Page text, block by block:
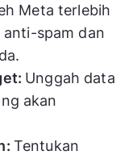
Meta terlebih
anti-spam dan
Unggah data
akan
Tentukan